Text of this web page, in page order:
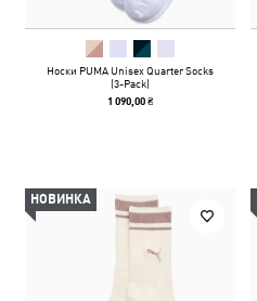
Носки PUMA Unisex Quarter Socks
(3-Pack)
1 090,00 ₴
НОВИНКА